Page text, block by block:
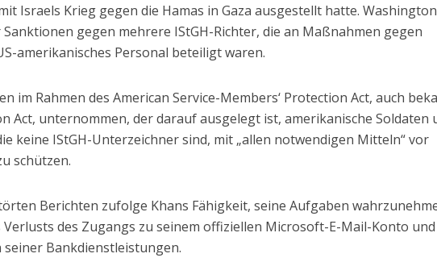
Israels Krieg gegen die Hamas in Gaza ausgestellt hatte. Washington
gegen mehrere IStGH-Richter, die an Maßnahmen gegen
amerikanisches Personal beteiligt waren.
im Rahmen des American Service-Members‘ Protection Act, auch
Act, unternommen, der darauf ausgelegt ist, amerikanische Soldaten
keine IStGH-Unterzeichner sind, mit „allen notwendigen Mitteln“ vor
schützen.
Berichten zufolge Khans Fähigkeit, seine Aufgaben
Verlusts des Zugangs zu seinem offiziellen Microsoft-E-Mail-Konto und
seiner Bankdienstleistungen.